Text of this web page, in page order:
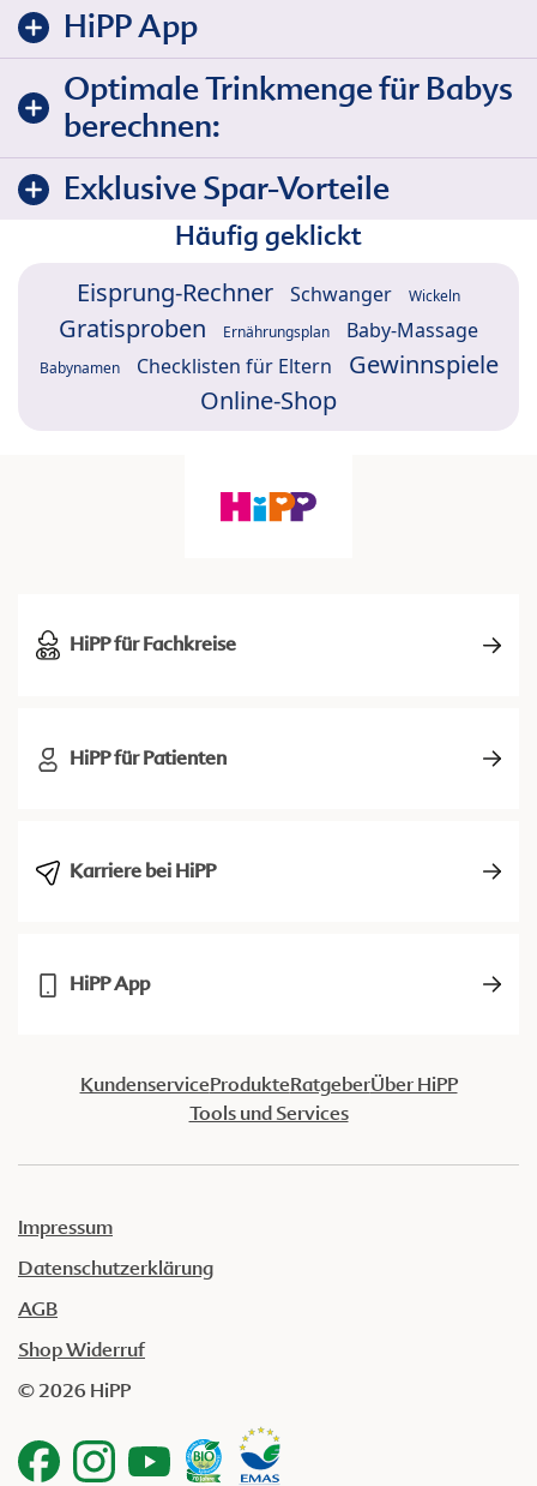
HiPP App
Optimale Trinkmenge für Babys
berechnen:
Exklusive Spar-Vorteile
Häufig geklickt
Eisprung-Rechner Schwanger Wickeln
Gratisproben Ernährungsplan Baby-Massage
Babynamen Checklisten für Eltern
Gewinnspiele
Online-Shop
HiPP für Fachkreise
HiPP für Patienten
Karriere bei HiPP
HiPP App
KundenserviceProdukteRatgeberÜber HiPP
Tools und Services
Impressum
Datenschutzerklärung
AGB
Shop Widerruf
© 2026 HiPP